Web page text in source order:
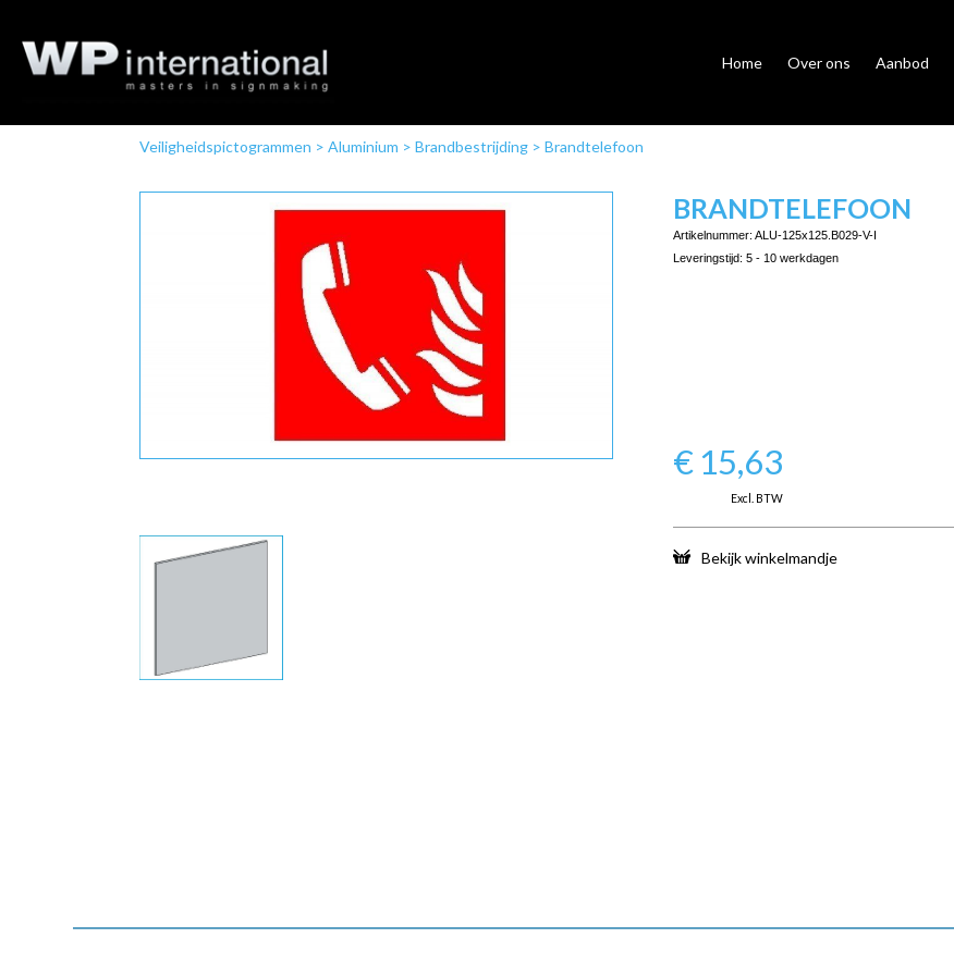
Home Over ons Aanbod
Veiligheidspictogrammen > Aluminium > Brandbestrijding> Brandtelefoon
BRANDTELEFOON
Artikelnummer: ALU-125x125.B029-V-I
Leveringstijd: 5 - 10 werkdagen
€ 15,63
Excl. BTW
Bekijk winkelmandje